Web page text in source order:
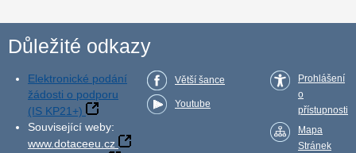
Důležité odkazy
Elektronické podání
žádosti o podporu
(IS KP21+)
Související weby:
www.dotaceeu.cz
Větší šance
Youtube
Prohlášení
o
přístupnosti
Mapa
Stránek